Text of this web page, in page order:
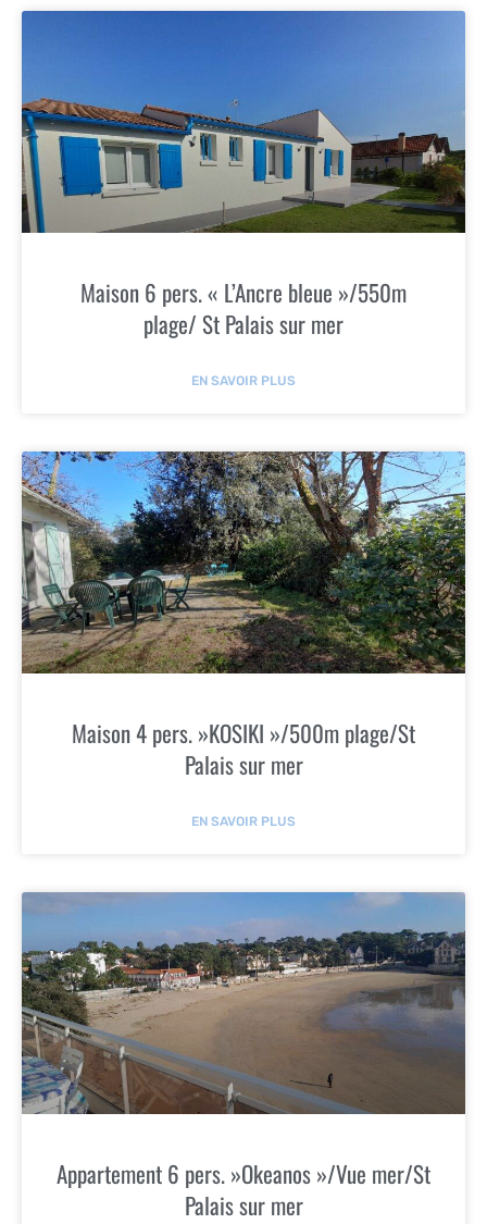
Maison 6 pers. « L’Ancre bleue »/550m
plage/ St Palais sur mer
EN SAVOIR PLUS
Maison 4 pers. »KOSIKI »/500m plage/St
Palais sur mer
EN SAVOIR PLUS
Appartement 6 pers. »Okeanos »/Vue mer/St
Palais sur mer